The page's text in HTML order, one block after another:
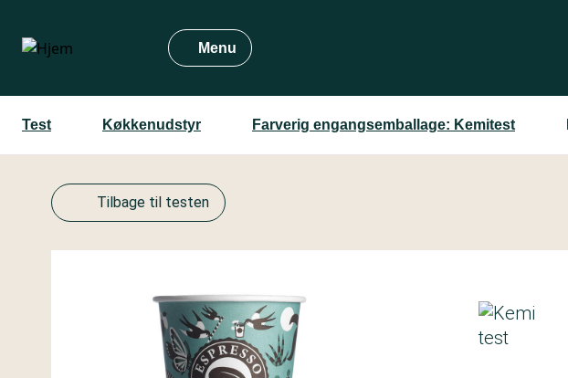
hovedindhold
Menu
Test Køkkenudstyr Farverig engangsemballage: Kemitest
Tilbage til testen